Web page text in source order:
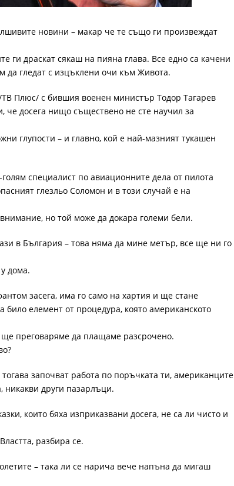
новини – макар че те също ги произвеждат
ги драскат сякаш на пияна глава. Все едно са качени
да гледат с изцъклени очи към Живота.
Плюс/ с бившия военен министър Тодор Тагарев
че досега нищо съществено не сте научил за
глупости – и главно, кой е най-мазният тукашен
специалист по авиационните дела от пилота
глезльо Соломон и в този случай е на
но той може да докара големи бели.
в България – това няма да мине метър, все ще ни го
дома.
засега, има го само на хартия и ще стане
било елемент от процедура, която американското
преговаряме да плащаме разсрочено.
започват работа по поръчката ти, американците
никакви други пазарлъци.
които бяха изприказвани досега, не са ли чисто и
разбира се.
– така ли се нарича вече напъна да мигаш